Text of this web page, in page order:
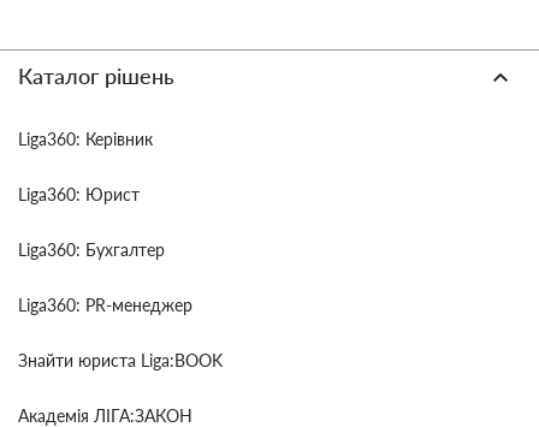
Каталог рішень
Liga360: Керівник
Liga360: Юрист
Liga360: Бухгалтер
Liga360: PR-менеджер
Знайти юриста Liga:BOOK
Академія ЛІГА:ЗАКОН